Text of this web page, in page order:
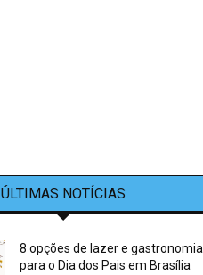
ÚLTIMAS NOTÍCIAS
8 opções de lazer e gastronomia
para o Dia dos Pais em Brasília